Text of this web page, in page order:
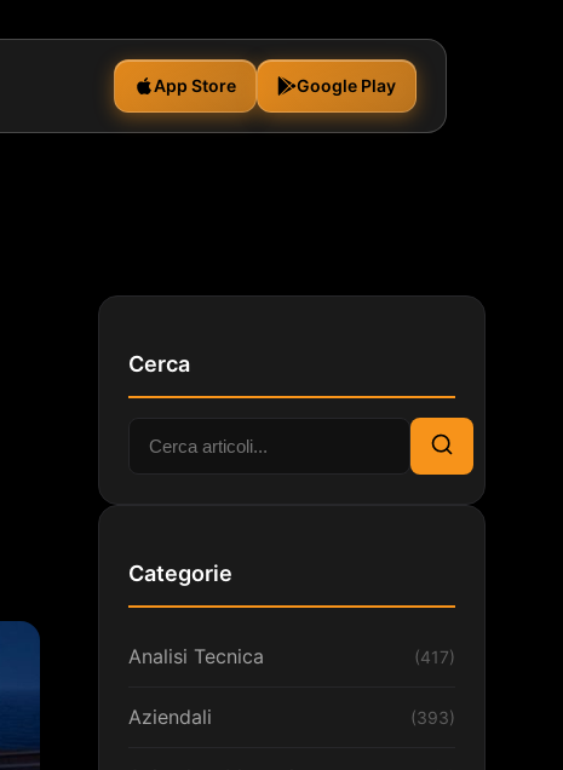
App Store Google Play
Cerca
Cerca:
Cerca
Categorie
Analisi Tecnica (417)
Aziendali (393)